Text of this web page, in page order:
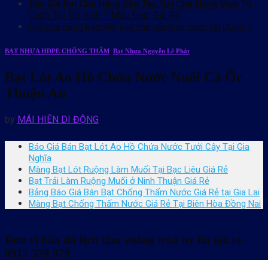
Báo Giá Bạt Che Nắng Kéo Tay, Bạt Che Nắng Mưa Tự
Cuốn Tại Trà Vinh – Mẫu Đẹp, Giá Rẻ
Bạt che nắng kéo tay, bạt che nắng tự cuốn tại Quận 7
BẠT NHỰA HDPE CHỐNG THẤM, Bạt Nhựa Nguyễn Lê Phát
Bạt Lót Ao Hồ Chứa Nước Nuôi Cá Ốc
Thuận An
by MÁI HIÊN DI ĐỘNG
Báo Giá Bán Bạt Lót Ao Hồ Chứa Nước Tưới Cây Tại Gia
Nghĩa
Màng Bạt Lót Ruộng Làm Muối Tại Bạc Liêu Giá Rẻ
Bạt Trải Làm Ruộng Muối ở Ninh Thuận Giá Rẻ
Bảng Báo Giá Bán Bạt Chống Thấm Nước Giá Rẻ tại Gia Lai
Màng Bạt Chống Thấm Nước Giá Rẻ Tại Biên Hòa Đồng Nai
Đơn vị bán dù lệch tâm vuông tròn uy tín giá rẻ -
0917 378 979